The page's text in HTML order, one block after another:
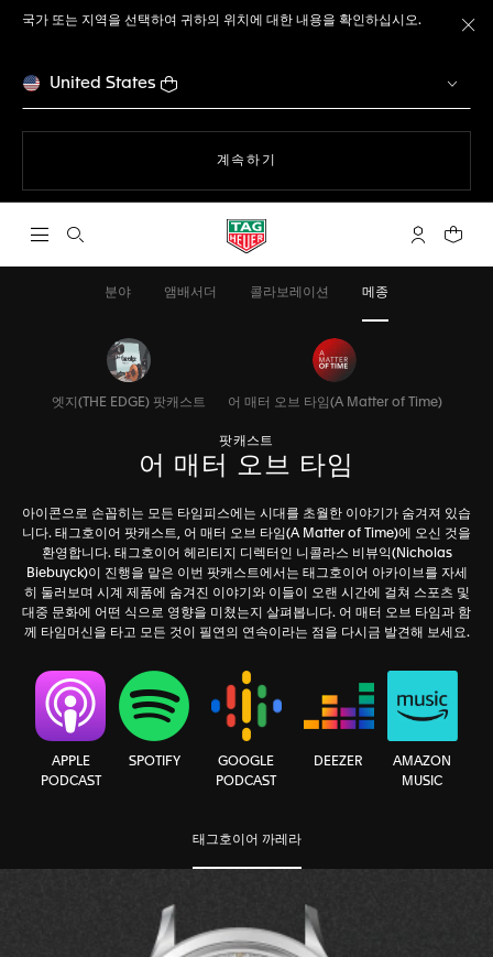
국가 또는 지역을 선택하여 귀하의 위치에 대한 내용을 확인하십시오.
United States
웹사이트에서
계속하기
검색 열기 마이 태그호
귀하
분야 앰배서더 콜라보레이션 메종
엣지(THE EDGE) 팟캐스트 어 매터 오브 타임(A Matter of Time)
팟캐스트
어 매터 오브 타임
아이콘으로 손꼽히는 모든 타임피스에는 시대를 초월한 이야기가 숨겨져 있습
니다. 태그호이어 팟캐스트, 어 매터 오브 타임(A Matter of Time)에 오신 것을
환영합니다. 태그호이어 헤리티지 디렉터인 니콜라스 비뷰익(Nicholas
Biebuyck)이 진행을 맡은 이번 팟캐스트에서는 태그호이어 아카이브를 자세
히 둘러보며 시계 제품에 숨겨진 이야기와 이들이 오랜 시간에 걸쳐 스포츠 및
대중 문화에 어떤 식으로 영향을 미쳤는지 살펴봅니다. 어 매터 오브 타임과 함
께 타임머신을 타고 모든 것이 필연의 연속이라는 점을 다시금 발견해 보세요.
APPLE
PODCAST
SPOTIFY
GOOGLE
PODCAST
DEEZER
AMAZON
MUSIC
태그호이어 까레라